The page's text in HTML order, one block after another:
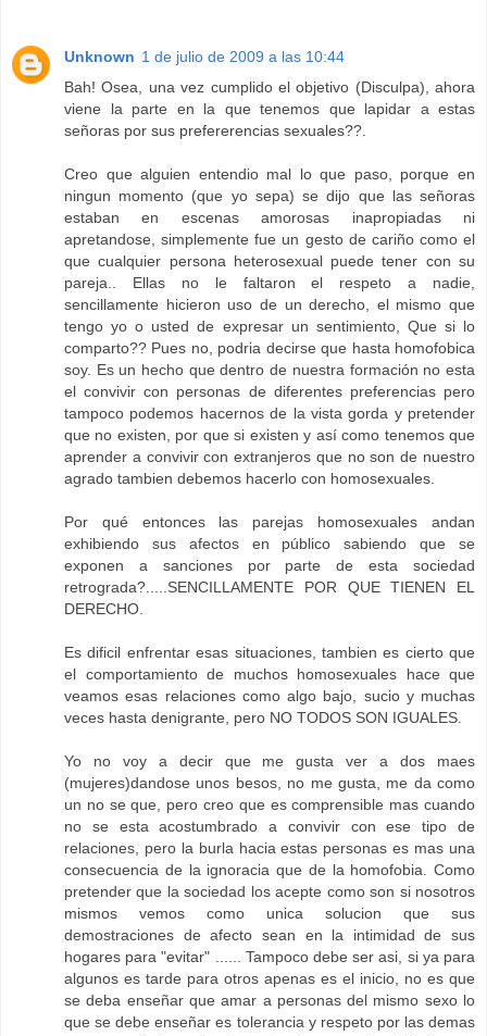
Unknown 1 de julio de 2009 a las 10:44
Bah! Osea, una vez cumplido el objetivo (Disculpa), ahora
viene la parte en la que tenemos que lapidar a estas
señoras por sus prefererencias sexuales??.
Creo que alguien entendio mal lo que paso, porque en
ningun momento (que yo sepa) se dijo que las señoras
estaban en escenas amorosas inapropiadas ni
apretandose, simplemente fue un gesto de cariño como el
que cualquier persona heterosexual puede tener con su
pareja.. Ellas no le faltaron el respeto a nadie,
sencillamente hicieron uso de un derecho, el mismo que
tengo yo o usted de expresar un sentimiento, Que si lo
comparto?? Pues no, podria decirse que hasta homofobica
soy. Es un hecho que dentro de nuestra formación no esta
el convivir con personas de diferentes preferencias pero
tampoco podemos hacernos de la vista gorda y pretender
que no existen, por que si existen y así como tenemos que
aprender a convivir con extranjeros que no son de nuestro
agrado tambien debemos hacerlo con homosexuales.
Por qué entonces las parejas homosexuales andan
exhibiendo sus afectos en público sabiendo que se
exponen a sanciones por parte de esta sociedad
retrograda?.....SENCILLAMENTE POR QUE TIENEN EL
DERECHO.
Es dificil enfrentar esas situaciones, tambien es cierto que
el comportamiento de muchos homosexuales hace que
veamos esas relaciones como algo bajo, sucio y muchas
veces hasta denigrante, pero NO TODOS SON IGUALES.
Yo no voy a decir que me gusta ver a dos maes
(mujeres)dandose unos besos, no me gusta, me da como
un no se que, pero creo que es comprensible mas cuando
no se esta acostumbrado a convivir con ese tipo de
relaciones, pero la burla hacia estas personas es mas una
consecuencia de la ignoracia que de la homofobia. Como
pretender que la sociedad los acepte como son si nosotros
mismos vemos como unica solucion que sus
demostraciones de afecto sean en la intimidad de sus
hogares para "evitar" ...... Tampoco debe ser asi, si ya para
algunos es tarde para otros apenas es el inicio, no es que
se deba enseñar que amar a personas del mismo sexo lo
que se debe enseñar es tolerancia y respeto por las demas